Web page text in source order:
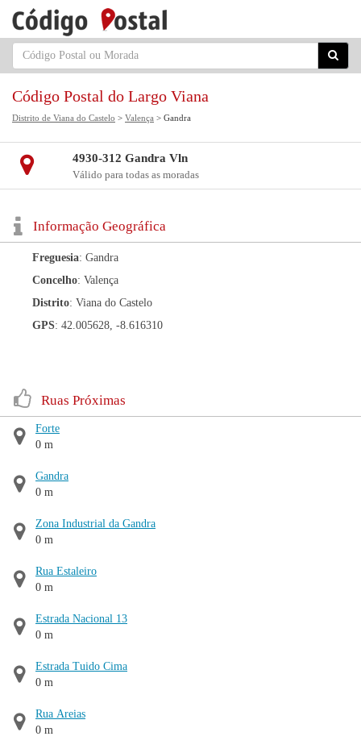
Código Postal do Largo Viana
Distrito de Viana do Castelo > Valença > Gandra
4930-312 Gandra Vln
Válido para todas as moradas
Informação Geográfica
Freguesia: Gandra
Concelho: Valença
Distrito: Viana do Castelo
GPS: 42.005628, -8.616310
Ruas Próximas
Forte
0 m
Gandra
0 m
Zona Industrial da Gandra
0 m
Rua Estaleiro
0 m
Estrada Nacional 13
0 m
Estrada Tuido Cima
0 m
Rua Areias
0 m